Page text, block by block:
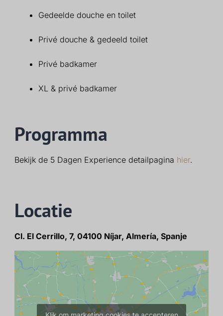
Gedeelde douche en toilet
Privé douche & gedeeld toilet
Privé badkamer
XL & privé badkamer
Programma
Bekijk de 5 Dagen Experience detailpagina hier.
Locatie
Cl. El Cerrillo, 7, 04100 Níjar, Almería, Spanje